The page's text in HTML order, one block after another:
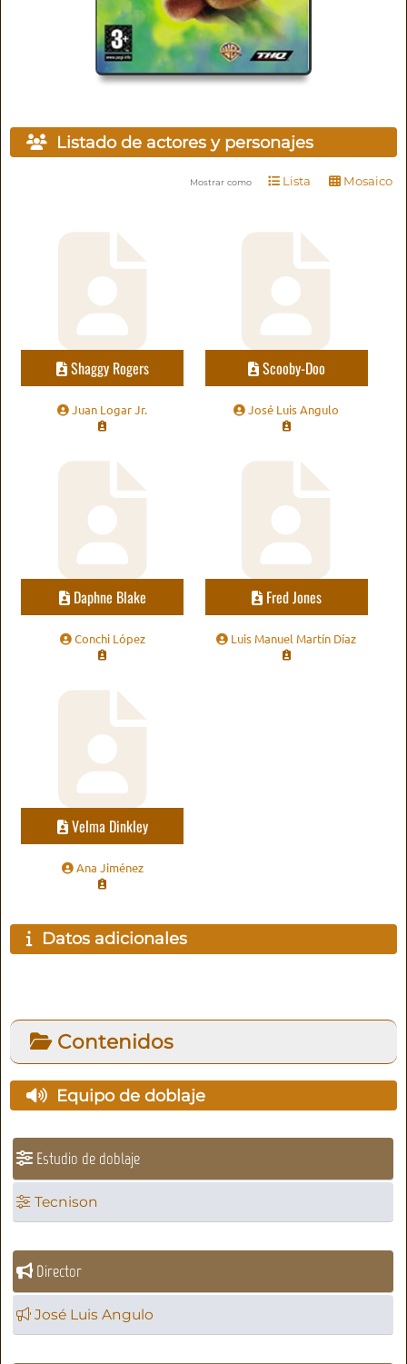
Listado de actores y personajes
Mostrar como Lista Mosaico
Shaggy Rogers
Juan Logar Jr.
Scooby-Doo
José Luis Angulo
Daphne Blake
Conchi López
Fred Jones
Luis Manuel Martín Díaz
Velma Dinkley
Ana Jiménez
Datos adicionales
Contenidos
Equipo de doblaje
Estudio de doblaje
Tecnison
Director
José Luis Angulo